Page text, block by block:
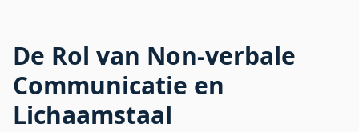
De Rol van Non-verbale
Communicatie en
Lichaamstaal